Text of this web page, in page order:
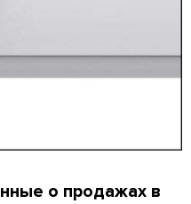
о продажах в